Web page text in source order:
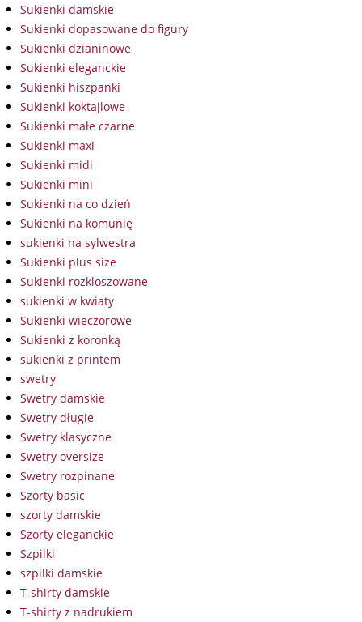
Sukienki damskie
Sukienki dopasowane do figury
Sukienki dzianinowe
Sukienki eleganckie
Sukienki hiszpanki
Sukienki koktajlowe
Sukienki małe czarne
Sukienki maxi
Sukienki midi
Sukienki mini
Sukienki na co dzień
Sukienki na komunię
sukienki na sylwestra
Sukienki plus size
Sukienki rozkloszowane
sukienki w kwiaty
Sukienki wieczorowe
Sukienki z koronką
sukienki z printem
swetry
Swetry damskie
Swetry długie
Swetry klasyczne
Swetry oversize
Swetry rozpinane
Szorty basic
szorty damskie
Szorty eleganckie
Szpilki
szpilki damskie
T-shirty damskie
T-shirty z nadrukiem